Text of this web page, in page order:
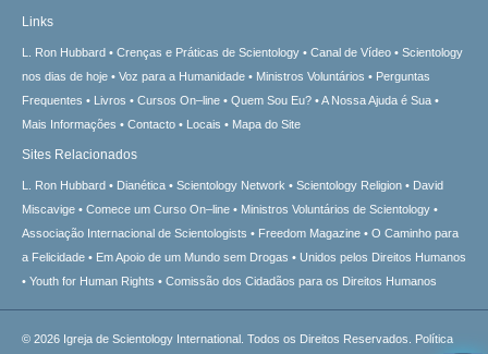
Links
L. Ron Hubbard Crenças e Práticas de Scientology Canal de Vídeo
Scientology
nos dias de hoje
Voz para a Humanidade Ministros Voluntários
Perguntas
Frequentes
Livros Cursos On–line Quem Sou Eu?
A Nossa Ajuda é Sua
Mais Informações
Contacto Locais Mapa do Site
Sites Relacionados
L. Ron Hubbard Dianética Scientology Network Scientology Religion
David
Miscavige
Comece um Curso On–line
Ministros Voluntários de Scientology
Associação Internacional de Scientologists
Freedom Magazine
O Caminho para
a Felicidade
Em Apoio de um Mundo sem Drogas
Unidos pelos Direitos Humanos
Youth for Human Rights
Comissão dos Cidadãos para os Direitos Humanos
© 2026 Igreja de Scientology International. Todos os Direitos Reservados. Política